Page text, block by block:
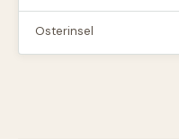
Osterinsel